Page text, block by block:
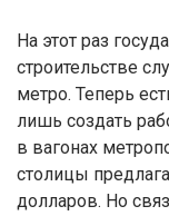
На этот раз
строительстве
метро. Теперь
лишь создать
в вагонах
столицы
долларов. Но